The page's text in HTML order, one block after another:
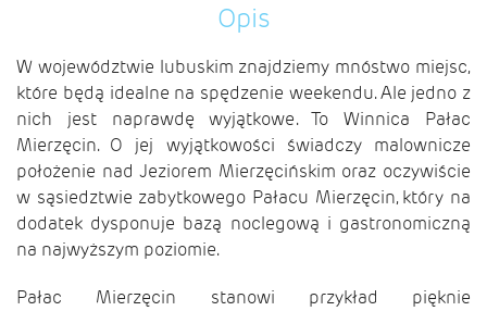
Opis
W województwie lubuskim znajdziemy mnóstwo miejsc,
które będą idealne na spędzenie weekendu. Ale jedno z
nich jest naprawdę wyjątkowe. To Winnica Pałac
Mierzęcin. O jej wyjątkowości świadczy malownicze
położenie nad Jeziorem Mierzęcińskim oraz oczywiście
w sąsiedztwie zabytkowego Pałacu Mierzęcin, który na
dodatek dysponuje bazą noclegową i gastronomiczną
na najwyższym poziomie.
Pałac Mierzęcin stanowi przykład pięknie